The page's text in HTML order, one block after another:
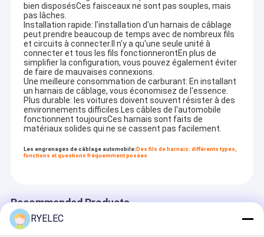
Vidéos
bien disposésCes faisceaux ne sont pas souples, mais
pas lâches.
Installation rapide: l'installation d'un harnais de câblage
peut prendre beaucoup de temps avec de nombreux fils
et circuits à connecter.Il n'y a qu'une seule unité à
connecter et tous les fils fonctionnerontEn plus de
simplifier la configuration, vous pouvez également éviter
de faire de mauvaises connexions.
Une meilleure consommation de carburant: En installant
un harnais de câblage, vous économisez de l'essence.
Plus durable: les voitures doivent souvent résister à des
environnements difficiles.Les câbles de l'automobile
fonctionnent toujoursCes harnais sont faits de
matériaux solides qui ne se cassent pas facilement.
Les engrenages de câblage automobile: Des fils de harnais: différents types,
fonctions et questions fréquemment posées
Recommended Products
Fondé en 2016, est concentré sur les produits et les antennes
de câblage concevants et de fabrications de communication.
Il a développé une gamme des produits comprenant :
RYELEC